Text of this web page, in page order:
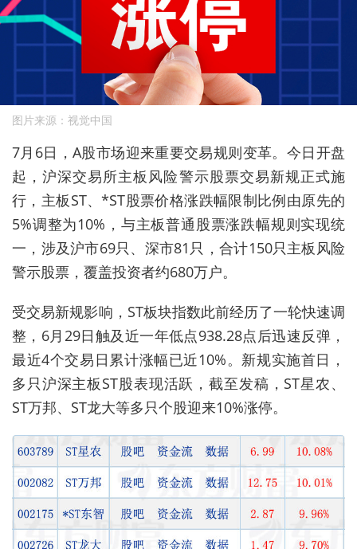
图片来源：视觉中国
7月6日，A股市场迎来重要交易规则变革。今日开盘
起，沪深交易所主板风险警示股票交易新规正式施
行，主板ST、*ST股票价格涨跌幅限制比例由原先的
5%调整为10%，与主板普通股票涨跌幅规则实现统
一，涉及沪市69只、深市81只，合计150只主板风险
警示股票，覆盖投资者约680万户。
受交易新规影响，ST板块指数此前经历了一轮快速调
整，6月29日触及近一年低点938.28点后迅速反弹，
最近4个交易日累计涨幅已近10%。新规实施首日，
多只沪深主板ST股表现活跃，截至发稿，ST星农、
ST万邦、ST龙大等多只个股迎来10%涨停。